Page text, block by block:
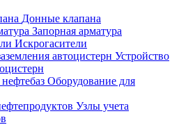
Донные клапана
Запорная арматура
Искрогасители
Устройство
Оборудование для
Узлы учета